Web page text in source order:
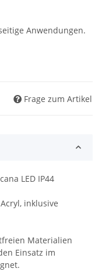
Anwendungen.
Frage zum Artikel
LED IP44
inklusive
Materialien
Einsatz im